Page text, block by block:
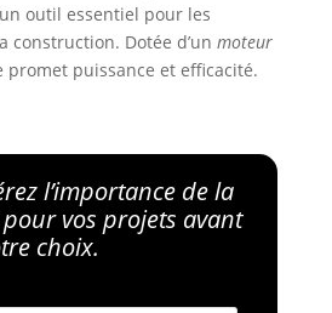
outil essentiel pour les
construction. Dotée d’un moteur
promet puissance et efficacité.
l’importance de la
vos projets avant
choix.